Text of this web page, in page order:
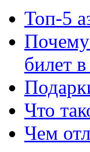
Топ‑5
билет
Что
Чем